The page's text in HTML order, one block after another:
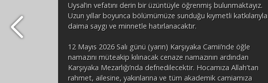
Uysal’ın vefatını derin bir üzüntüyle öğrenmiş bulunmaktayız.
Uzun yıllar boyunca bölümümüze sunduğu kıymetli katkılarıyla
daima saygı ve minnetle hatırlanacaktır.
12 Mayıs 2026 Salı günü (yarın) Karşıyaka Camii’nde öğle
namazını müteakip kılınacak cenaze namazının ardından
Karşıyaka Mezarlığı’nda defnedilecektir. Hocamıza Allah’tan
rahmet, ailesine, yakınlarına ve tüm akademik camiamıza